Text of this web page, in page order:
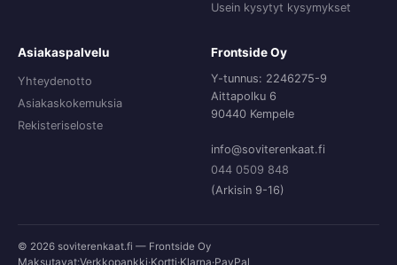
Usein kysytyt kysymykset
Asiakaspalvelu
Yhteydenotto
Asiakaskokemuksia
Rekisteriseloste
Frontside Oy
Y-tunnus: 2246275-9
Aittapolku 6
90440 Kempele
info@soviterenkaat.fi
044 0509 848
(Arkisin 9-16)
© 2026 soviterenkaat.fi — Frontside Oy
Maksutavat:Verkkopankki·Kortti·Klarna·PayPal